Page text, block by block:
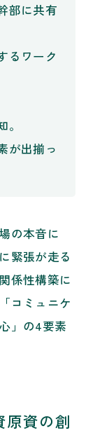
部に共有
るワーク
が出揃っ
の本音に
緊張が走る
係性構築に
コミュニケ
」の4要素
原資の創